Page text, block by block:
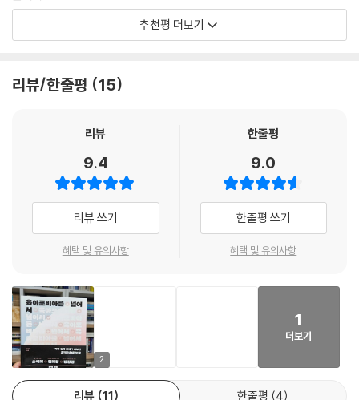
대다수 청년들도 배령 씨와 마찬가지로 생각할 것이다. “아, 뭐가 이렇게
못할 바엔 안 낳는 게 낫지!” 부모 되기의 높은 허들이 청년들을 출산 포기
로 이끄는 것이다.
세상이 변했다고 하지만, 과연 다 바뀌었을까? 꼭 그렇지만도 않은 사례들
을 사회에서 많이 봐왔기에 여성들은 여전히 불안감을 느꼈다. 회사에서
예전같이 “미스김 커피~” 하는 상사는 없어도 손님 맞을 때 누군가 커피
를 타야 한다면 암묵적으로 여성 직원들이 타 가야 한다든가, 선생님과 스
튜어디스 같은 여초 직업(여자들이 절대다수인 직업)들조차 관리자는 대
--- 「2부 육아포비아의 기원 「여전한 시월드의 공포」 중에서
육아는 1~2년 내 끝나지 않는다. 아이를 키우기 위해서 매번 휴직할 수는
없는 노릇이다. 누군가 휴직해서 육아를 전담하는 방식은 가정 내 역할 분
담의 불균형을 심화시킨다는 단점도 있다. 양육자 중 한 명이 육아를 위해
휴직하면 그 기간 한 사람은 독박 육아를, 다른 한 사람은 독박 벌이를 하게
다. “나 낳을 수 있는 데까지 다 낳아봤는데요. 힘들더라고요. 여기 나보다
로 우리 사회의 ‘현실’이다. 우리 사회에서 여성이 일과 육아를 병행하는 것
우리 사회 청년과 여성들 ‘개인’의 ‘현실’을 이해하고 있을까? 경직된 근무
시간과 당연한 것처럼 자리 잡은 공짜 노동과 공짜 야근이 만연한 시대에
사람들은 아이를 낳기도 전에 그야말로 ‘공포’를 느끼고 있다는 것이 저자
의 주장이다. 노동 시간, 근로 환경 때문만은 아니다. 책은 인터뷰를 바탕으
로 우리 사회 육아포비아를 만들고 있는 다양한 문제들과 확산하는 두려움
의 풍경을 각종 통계 자료와 국내외 사례 및 문화ㆍ미디어 분석을 통해 충
실하게 그려내고 있다. 또한 이를 통해 저자는 우리 사회 당사자들의 “인식
『육아포비아를 넘어서』를 먼저 접한 이들은 책이 담고 있는 명쾌하고도 선
명한 통찰에 공감의 목소리를 쏟아냈다. 소설가 장강명은 “집요한 인터뷰
로 ‘공포가 공포를 낳는 현상’을 짚어낸 저자의 노력에 찬사를 보낸다”라며
“고정관념에 균열을 일으키는 흥미진진한 르포이자 그 자체로 뛰어난 정
책보고서다”라고 평가했으며, 전 JTBC 사장 손석희는 “저출산 원인의 일
- 손석희 (전 JTBC 사장. 현 교토 리쓰메이칸대학교 객원교수)
싶지 않고 두려운 일’이 되어가고 있다. 가족 구성의 변화에 관심이 많은 나
도감 있는 문체로 해부한 육아포비아 현상 밑바닥에는 길고 경직된 노동으
로 인한 시간 빈곤, 무한 경쟁의 피로, 아동에 대한 혐오, 여전한 성별 격차,
그리고 ‘온 마을이 아니라 온통 부모에게만 맡겨진’ 한국식 육아 시스템이
을 제시하는 저자의 시각이 믿음직스럽다. 저출산이 불러올 디스토피아를
경고하는 숱한 알림음에 피곤한 당신에게, 출산과 육아를 떠올리기만 해도
거부감이 앞서는 당신에게 이 책을 권한다.
그토록 예산을 쏟아붓고 지원을 약속하고 캠페인을 벌였는데도 왜 저출생
문제는 해결되지 않을까. 저출생이 아니라 저출생 대책들을 반성해야 할
때가 온 것 아닐까. 그 많은 연구보고서들의 가정에 사실 커다란 구멍이 뚫
려 있었던 것 아닐까. 네 아이를 키우는 베테랑 기자가 아이를 낳거나 낳지
추천평 더보기
리뷰/한줄평 15
리뷰
9.4
리뷰 쓰기
혜택 및 유의사항
한줄평
9.0
한줄평 쓰기
혜택 및 유의사항
2
1
더보기
리뷰 11 한줄평 4